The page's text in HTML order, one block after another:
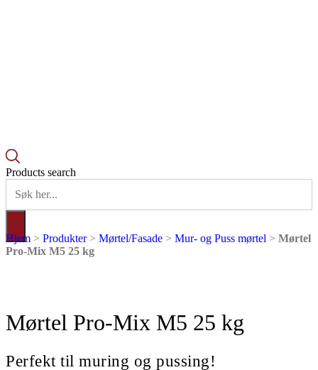
Products search
Hjem > Produkter> Mørtel/Fasade > Mur- og Puss mørtel > Mørtel
Pro-Mix M5 25 kg
Mørtel Pro-Mix M5 25 kg
Perfekt til muring og pussing!